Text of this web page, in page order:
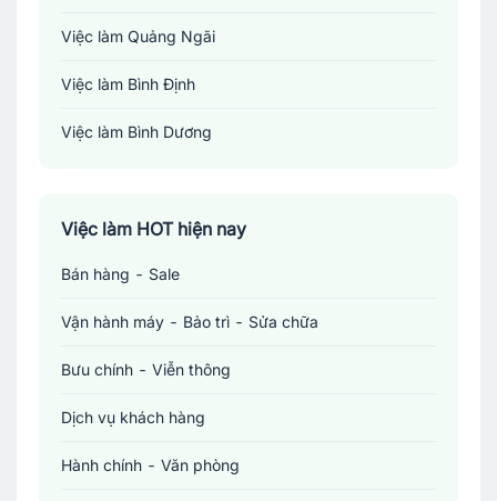
Việc làm Quảng Ngãi
Việc làm Bình Định
Việc làm Bình Dương
Việc làm TP. Hồ Chí Minh
Việc làm Cần Thơ
Việc làm HOT hiện nay
Bán hàng - Sale
Vận hành máy - Bảo trì - Sửa chữa
Bưu chính - Viễn thông
Dịch vụ khách hàng
Hành chính - Văn phòng